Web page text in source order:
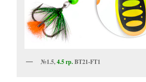
№1.5,4.5 гр.BT21-FT1